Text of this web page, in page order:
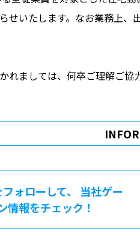
e-SPORTS事業
せいたします。なお業務上
れましては、何卒ご理解ご協
ォローして、 当社ゲー
情報をチェック！